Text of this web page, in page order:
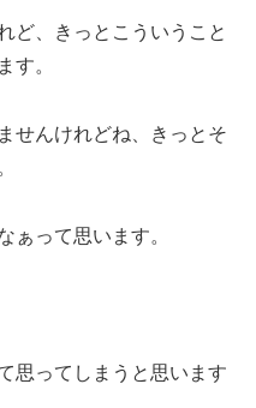
ど、きっとこういうこと
す。
せんけれどね、きっとそ
ぁって思います。
思ってしまうと思います